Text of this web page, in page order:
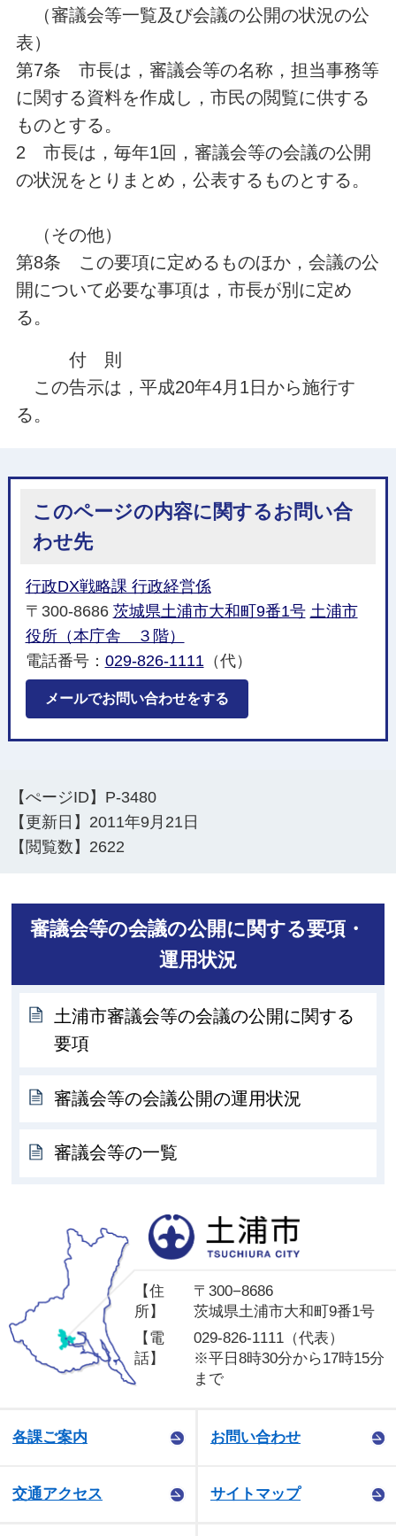
（審議会等一覧及び会議の公開の状況の公
表）
第7条 市長は，審議会等の名称，担当事務等
に関する資料を作成し，市民の閲覧に供する
ものとする。
2 市長は，毎年1回，審議会等の会議の公開
の状況をとりまとめ，公表するものとする。
（その他）
第8条 この要項に定めるものほか，会議の公
開について必要な事項は，市長が別に定め
る。
付 則
この告示は，平成20年4月1日から施行す
る。
このページの内容に関するお問い合
わせ先
行政DX戦略課 行政経営係
〒300-8686 茨城県土浦市大和町9番1号 土浦市
役所（本庁舎 ３階）
電話番号： 029-826-1111（代）
メールでお問い合わせをする
【ぺージID】 P-3480
【更新日】 2011年9月21日
【閲覧数】 2622
審議会等の会議の公開に関する要項・
運用状況
土浦市審議会等の会議の公開に関する
要項
審議会等の会議公開の運用状況
審議会等の一覧
【住
所】
〒300−8686
茨城県土浦市大和町9番1号
【電
話】
029-826-1111（代表）
※平日8時30分から17時15分
まで
各課ご案内 お問い合わせ
交通アクセス サイトマップ